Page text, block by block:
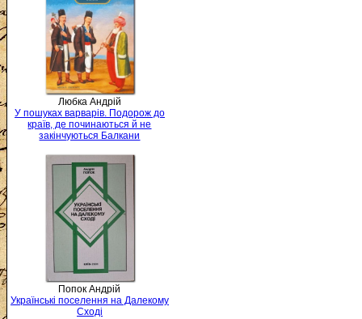
Любка Андрій
У пошуках варварів. Подорож до
країв, де починаються й не
закінчуються Балкани
Попок Андрій
Українські поселення на Далекому
Сході